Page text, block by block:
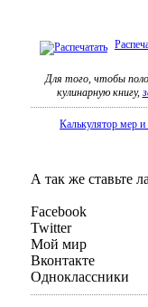
Для того, чтобы
кулинарную книгу,
Калькулятор мер и
А так же ставьте
Facebook
Twitter
Мой мир
Вконтакте
Одноклассники